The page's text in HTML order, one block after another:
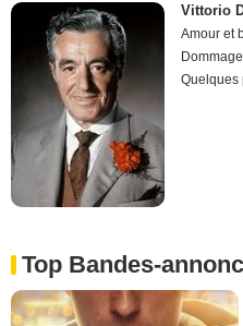
Vittorio
Amour et
Quelques
Top Bandes-